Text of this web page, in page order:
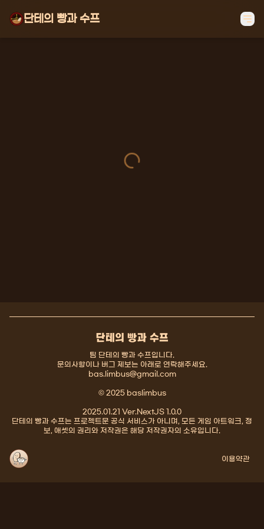
단테의 빵과 수프
단테의 빵과 수프
팀 단테의 빵과 수프입니다.
문의사항이나 버그 제보는 아래로 연락해주세요.
bas.limbus@gmail.com
© 2025 baslimbus
2025.01.21 Ver.NextJS 1.0.0
단테의 빵과 수프는 프로젝트문 공식 서비스가 아니며, 모든 게임 아트워크, 정
보, 애셋의 권리와 저작권은 해당 저작권자의 소유입니다.
이용약관